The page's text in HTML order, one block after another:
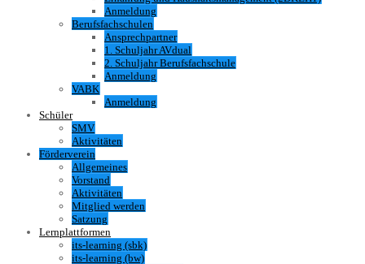
Anmeldung
Berufsfachschulen
Ansprechpartner
1. Schuljahr AVdual
2. Schuljahr Berufsfachschule
Anmeldung
VABK
Anmeldung
Schüler
SMV
Aktivitäten
Förderverein
Allgemeines
Vorstand
Aktivitäten
Mitglied werden
Satzung
Lernplattformen
its-learning (sbk)
its-learning (bw)